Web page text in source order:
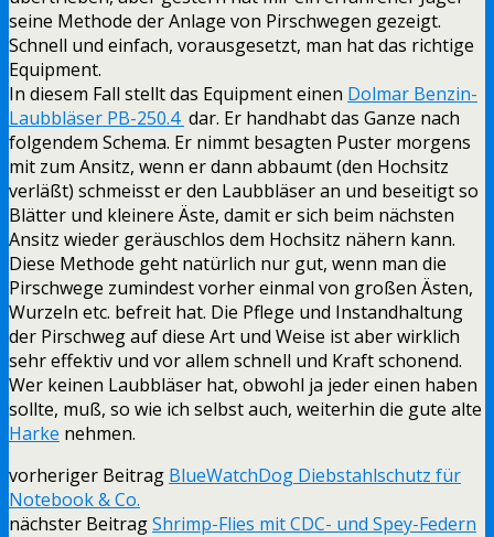
seine Methode der Anlage von Pirschwegen gezeigt.
Schnell und einfach, vorausgesetzt, man hat das richtige
Equipment.
In diesem Fall stellt das Equipment einen Dolmar Benzin-
Laubbläser PB-250.4 dar. Er handhabt das Ganze nach
folgendem Schema. Er nimmt besagten Puster morgens
mit zum Ansitz, wenn er dann abbaumt (den Hochsitz
verläßt) schmeisst er den Laubbläser an und beseitigt so
Blätter und kleinere Äste, damit er sich beim nächsten
Ansitz wieder geräuschlos dem Hochsitz nähern kann.
Diese Methode geht natürlich nur gut, wenn man die
Pirschwege zumindest vorher einmal von großen Ästen,
Wurzeln etc. befreit hat. Die Pflege und Instandhaltung
der Pirschweg auf diese Art und Weise ist aber wirklich
sehr effektiv und vor allem schnell und Kraft schonend.
Wer keinen Laubbläser hat, obwohl ja jeder einen haben
sollte, muß, so wie ich selbst auch, weiterhin die gute alte
Harke nehmen.
vorheriger Beitrag BlueWatchDog Diebstahlschutz für
Notebook & Co.
nächster BeitragShrimp-Flies mit CDC- und Spey-Federn